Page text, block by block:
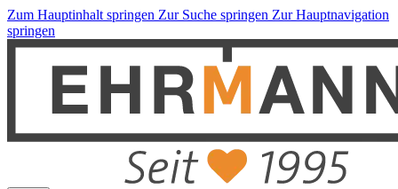
Zum Hauptinhalt springen Zur Suche springen Zur Hauptnavigation
springen